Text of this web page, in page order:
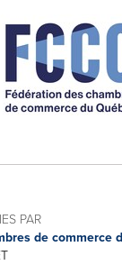
PAR
de commerce